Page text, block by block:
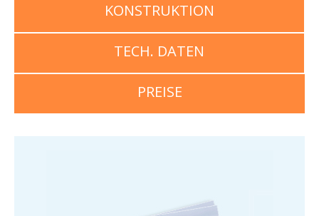
KONSTRUKTION
TECH. DATEN
PREISE